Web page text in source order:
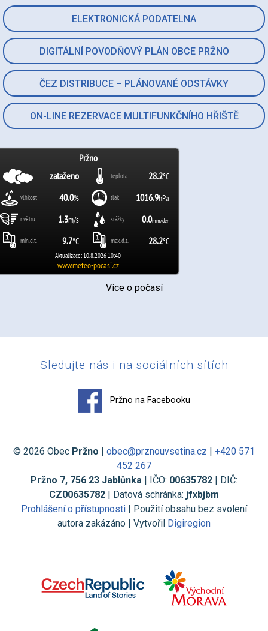
ELEKTRONICKÁ PODATELNA
DIGITÁLNÍ POVODŇOVÝ PLÁN OBCE PRŽNO
ČEZ DISTRIBUCE – PLÁNOVANÉ ODSTÁVKY
ON-LINE REZERVACE MULTIFUNKČNÍHO HŘIŠTĚ
Více o počasí
Sledujte nás i na sociálních sítích
Pržno na Facebooku
© 2026 Obec Pržno | obec@prznouvsetina.cz | +420 571
452 267
Pržno 7, 756 23 Jablůnka | IČO: 00635782 | DIČ:
CZ00635782 | Datová schránka: jfxbjbm
Prohlášení o přístupnosti | Použití obsahu bez svolení
autora zakázáno | Vytvořil Digiregion